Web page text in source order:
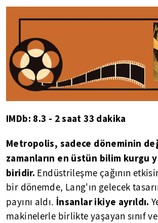
IMDb: 8.3 - 2 saat 33 dakika
Metropolis, sadece döneminin
zamanların en üstün bilim kurgu
biridir. Endüstrileşme çağının
bir dönemde, Lang'ın gelecek
payını aldı. İnsanlar ikiye ayrıldı.
makinelerle birlikte yaşayan sınıf